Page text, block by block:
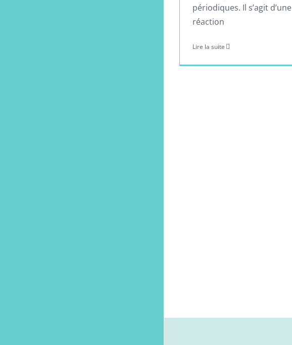
périodiques. Il s’agit d’une
réaction
Lire la suite